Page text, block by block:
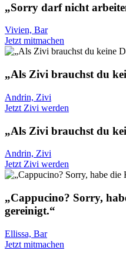
„Sorry darf nicht
Vivien, Bar
Jetzt mitmachen
„Als Zivi brauchst du
Andrin, Zivi
Jetzt Zivi werden
„Als Zivi brauchst du
Andrin, Zivi
Jetzt Zivi werden
„Cappucino? Sorry,
gereinigt.“
Ellissa, Bar
Jetzt mitmachen